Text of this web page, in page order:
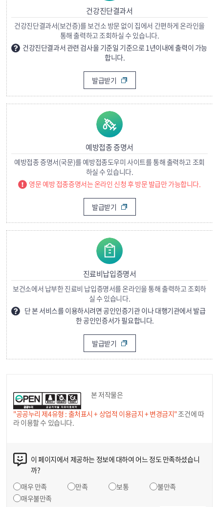
건강진단결과서
건강진단결과서(보건증)를 보건소 방문 없이 집에서 간편하게 온라인을
통해 출력하고 조회하실 수 있습니다.
건강진단결과서 관련 검사을 기준일 기준으로 1년이내에 출력이 가능
합니다.
발급받기
예방접종 증명서
예방접종 증명서(국문)를 예방접종도우미 사이트를 통해 출력하고 조회
하실 수 있습니다.
영문 예방 접종증명서는 온라인 신청 후 방문 발급만 가능합니다.
발급받기
진료비납입증명서
보건소에서 납부한 진료비 납입증명서를 온라인을 통해 출력하고 조회하
실 수 있습니다.
단 본 서비스를 이용하시려면 공인인증기관 이나 대행기관에서 발급
한 공인인증서가 필요합니다.
발급받기
본 저작물은
"공공누리 제4유형 : 출처표시 + 상업적 이용금지 + 변경금지"조건에 따
라 이용할 수 있습니다.
이 페이지에서 제공하는 정보에 대하여 어느 정도 만족하셨습니
까?
매우 만족
만족 보통
불만족
매우불만족